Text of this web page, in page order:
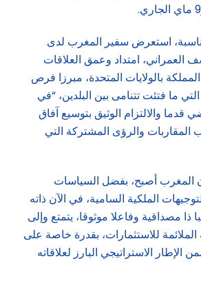
استعرض سفير المغرب لدى
العمراني، امتداد وعمق العلاقات
المملكة بالولايات المتحدة، مبرزا فرص
التي ما فتئت تتنامى بين البلدين، “في
قدما والالتزام الوثيق بتوسيع آفاق
والرؤى المشتركة التي
المغرب أصبح، بفضل السياسات
الملكية السامية، في الآن ذاته
ذا مصداقية وفاعلا موثوقا، يتمتع وإلى
الملائمة للاستثمارات، بقدرة خاصة على
الاستراتيجي البارز لعلاقاته